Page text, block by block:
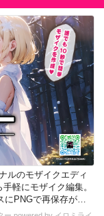
ルのモザイクエディ
軽にモザイク編集。
にPNGで再保存が可